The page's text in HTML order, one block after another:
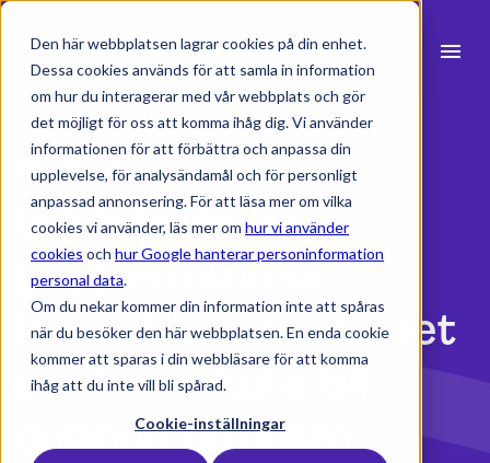
Den här webbplatsen lagrar cookies på din enhet.
Dessa cookies används för att samla in information
om hur du interagerar med vår webbplats och gör
det möjligt för oss att komma ihåg dig. Vi använder
informationen för att förbättra och anpassa din
upplevelse, för analysändamål och för personligt
anpassad annonsering. För att läsa mer om vilka
cookies vi använder, läs mer om hur vi använder
cookies och hur Google hanterar personinformation
personal data.
Om du nekar kommer din information inte att spåras
när du besöker den här webbplatsen. En enda cookie
kommer att sparas i din webbläsare för att komma
ihåg att du inte vill bli spårad.
Cookie-inställningar
menu
Produkter
Branscher
Resurser
expand_more
Integrationer
search
BD Works
Vi kommer utan
problem kunna
fortsätta med Millnet
om än vi skulle bli
dubbelt så stora